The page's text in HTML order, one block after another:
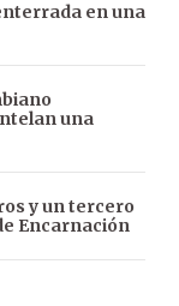
en una
una
y un tercero
Encarnación